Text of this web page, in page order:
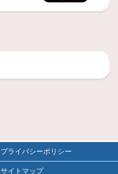
プライバシーポリシー
サイトマップ